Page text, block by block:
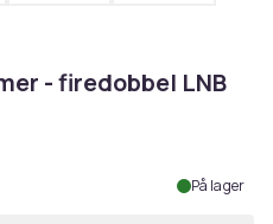
- firedobbel LNB
På lager